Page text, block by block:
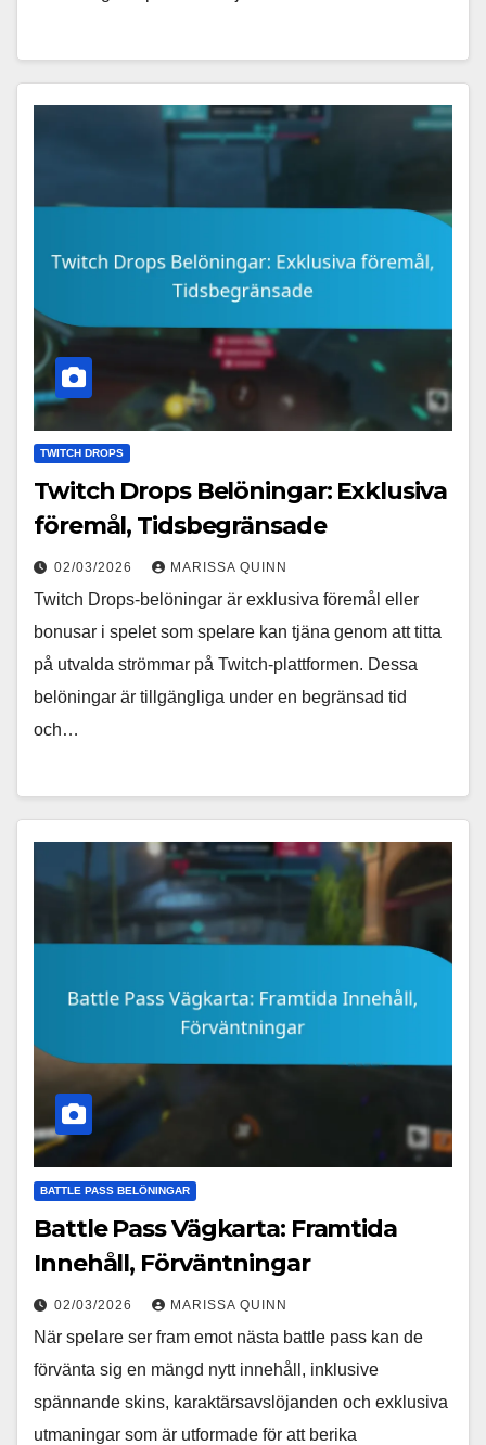
TWITCH DROPS
Twitch Drops Belöningar: Exklusiva
föremål, Tidsbegränsade
02/03/2026 MARISSA QUINN
Twitch Drops-belöningar är exklusiva föremål eller
bonusar i spelet som spelare kan tjäna genom att titta
på utvalda strömmar på Twitch-plattformen. Dessa
belöningar är tillgängliga under en begränsad tid
och…
BATTLE PASS BELÖNINGAR
Battle Pass Vägkarta: Framtida
Innehåll, Förväntningar
02/03/2026 MARISSA QUINN
När spelare ser fram emot nästa battle pass kan de
förvänta sig en mängd nytt innehåll, inklusive
spännande skins, karaktärsavslöjanden och exklusiva
utmaningar som är utformade för att berika